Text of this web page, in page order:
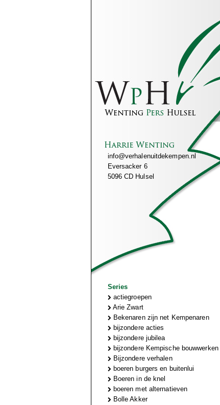
info@verhalenuitdekempen.nl
Eversacker 6
5096 CD Hulsel
Series
actiegroepen
Arie Zwart
Bekenaren zijn net Kempenaren
bijzondere acties
bijzondere jubilea
bijzondere Kempische bouwwerken
Bijzondere verhalen
boeren burgers en buitenlui
Boeren in de knel
boeren met alternatieven
Bolle Akker